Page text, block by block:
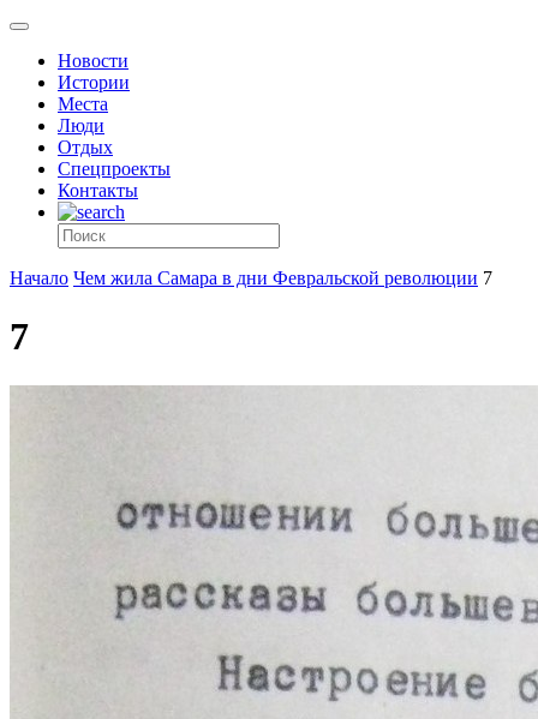
Новости
Истории
Места
Люди
Отдых
Спецпроекты
Контакты
Начало Чем жила Самара в дни Февральской революции 7
7